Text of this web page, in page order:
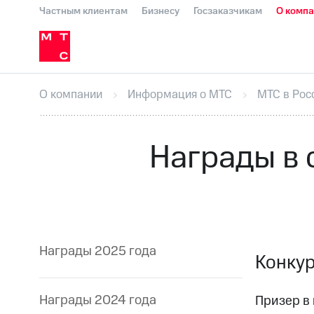
Частным клиентам Бизнесу Госзаказчикам О
Медиа-центр
Инвесторам и акционерам
Устойчивое развитие
Комплаенс и деловая этика
Пресс-релизыМТС о технологиях
Корпоративное управление
ПАО "МТС"Собрания акционеров
Еврооблигации-2023Уведомление
О компании Информация о МТС МТС в
Награды в
Награды 2025 года
Награды 2024 года Призер в